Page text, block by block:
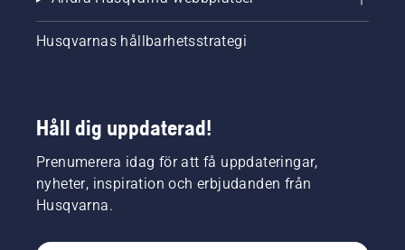
Husqvarnas hållbarhetsstrategi
Håll dig uppdaterad!
Prenumerera idag för att få uppdateringar,
nyheter, inspiration och erbjudanden från
Husqvarna.